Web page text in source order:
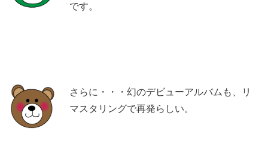
です。
さらに・・・幻のデビューアルバムも、リ
マスタリングで再発らしい。